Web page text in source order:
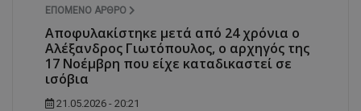
ΕΠΌΜΕΝΟ ΆΡΘΡΟ
Αποφυλακίστηκε μετά από 24 χρόνια ο
Αλέξανδρος Γιωτόπουλος, ο αρχηγός της
17 Νοέμβρη που είχε καταδικαστεί σε
ισόβια
21.05.2026 - 20:21